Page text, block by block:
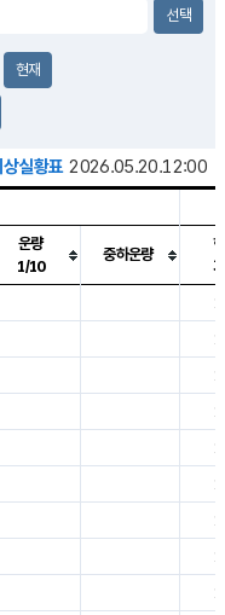
현재
실황표 2026.05.20.12:00
, 바람, 기압등을 안내한 표입
운량
1/10
중하운량